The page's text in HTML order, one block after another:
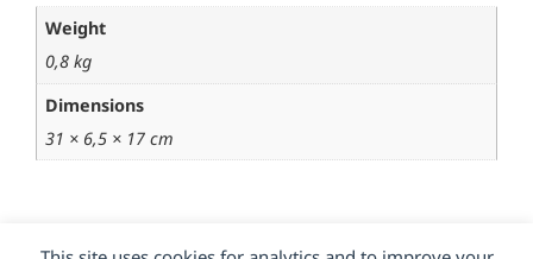
Weight
0,8 kg
Dimensions
31 × 6,5 × 17 cm